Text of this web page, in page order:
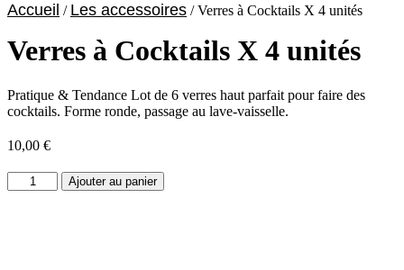
Accueil / Les accessoires / Verres à Cocktails X 4 unités
Verres à Cocktails X 4 unités
Pratique & Tendance Lot de 6 verres haut parfait pour faire des
cocktails. Forme ronde, passage au lave-vaisselle.
10,00 €
quantité
de
Ajouter au panier